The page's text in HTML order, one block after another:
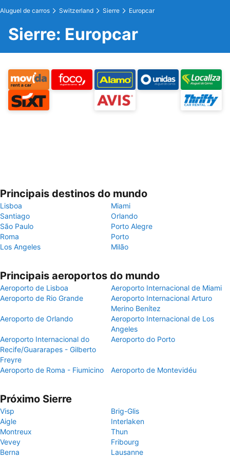
Aluguel de carros Switzerland Sierre Europcar
Sierre: Europcar
Principais destinos do mundo
Lisboa
Miami
Santiago
Orlando
São Paulo
Porto Alegre
Roma
Porto
Los Angeles
Milão
Principais aeroportos do mundo
Aeroporto de Lisboa
Aeroporto Internacional de Miami
Aeroporto de Rio Grande
Aeroporto Internacional Arturo
Merino Benítez
Aeroporto de Orlando
Aeroporto Internacional de Los
Angeles
Aeroporto Internacional do
Recife/Guararapes - Gilberto
Freyre
Aeroporto do Porto
Aeroporto de Roma - Fiumicino Aeroporto de Montevidéu
Próximo Sierre
Visp
Brig-Glis
Aigle
Interlaken
Montreux
Thun
Vevey
Fribourg
Berna
Lausanne